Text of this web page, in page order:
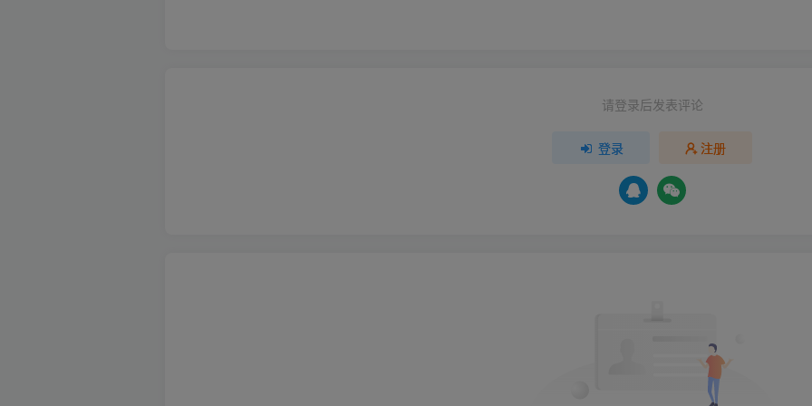
请登录后发表评论
登录 注册